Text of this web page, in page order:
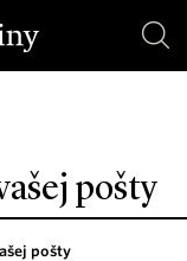
pošty
pošty